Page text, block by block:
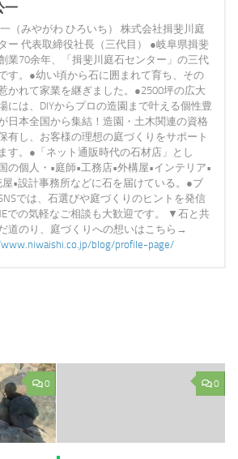
一
（みやがわ ひろいち） 株式会社揖斐川庭
ー 代表取締役社長（三代目） ●岐阜県揖斐
業70余年、「揖斐川庭石センター」の三代
す。●幼い頃から石に囲まれて育ち、その
かれて家業を継ぎました。●2500坪の広大
には、DIYからプロの造園まで叶える個性豊
日本全国から集結！造園・土木関連の資格
有し、お客様の理想の庭づくりをサポート
す。●「ネット通販時代の石材店」とし
の個人・•庭師•工務店•外構屋•インテリア•
屋•設計事務所などに石を届けている。●ブ
では、石選びや庭づくりのヒントを発信
での気軽なご相談も大歓迎です。 ▼石と共
道のり、庭づくりへの想いはこちら→
blog/profile-page/
0 0